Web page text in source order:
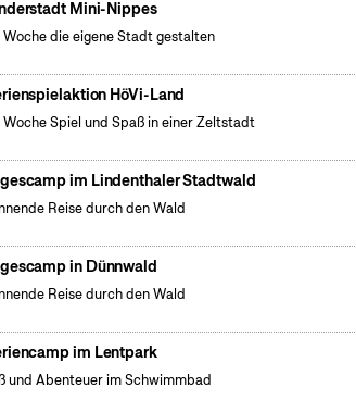
Mini-Nippes
Woche die eigene Stadt gestalten
HöVi-Land
Woche Spiel und Spaß in einer Zeltstadt
im Lindenthaler Stadtwald
Reise durch den Wald
in Dünnwald
Reise durch den Wald
im Lentpark
und Abenteuer im Schwimmbad